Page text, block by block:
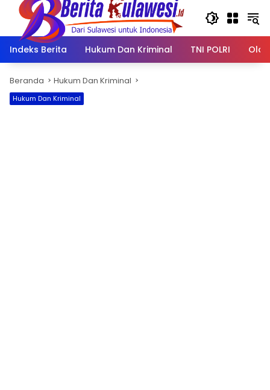
Langsung
konten
Indeks Berita
Hukum Dan Kriminal TNI POLRI
Beranda Hukum Dan Kriminal
Hukum Dan Kriminal